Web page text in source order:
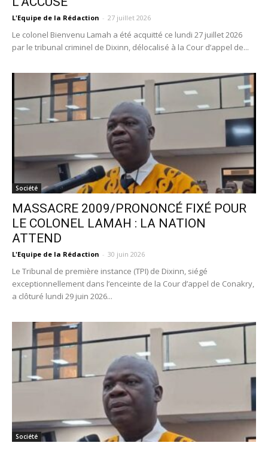
L'Equipe de la Rédaction - 27 juillet 2026
Le colonel Bienvenu Lamah a été acquitté ce lundi 27 juillet 2026
par le tribunal criminel de Dixinn, délocalisé à la Cour d’appel de...
Société
MASSACRE 2009/PRONONCÉ FIXÉ POUR
LE COLONEL LAMAH : LA NATION
ATTEND
L'Equipe de la Rédaction - 30 juin 2026
Le Tribunal de première instance (TPI) de Dixinn, siégé
exceptionnellement dans l’enceinte de la Cour d’appel de Conakry,
a clôturé lundi 29 juin 2026...
Société